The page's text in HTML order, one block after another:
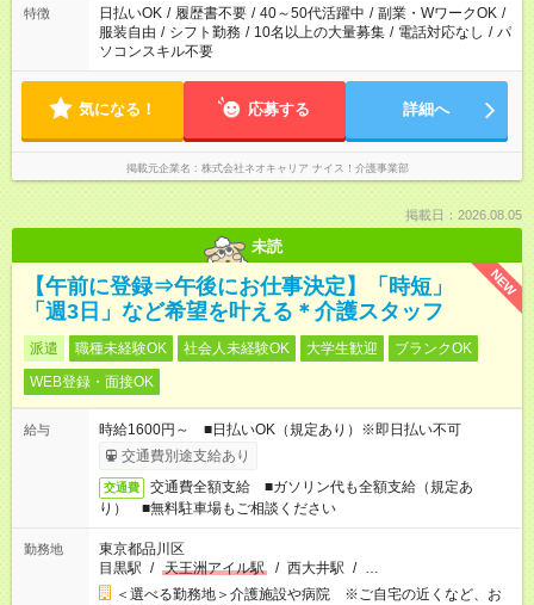
特徴 日払いOK / 履歴書不要 / 40～50代活躍中 / 副業・WワークOK /
服装自由 / シフト勤務 / 10名以上の大量募集 / 電話対応なし / パ
ソコンスキル不要
気になる！ 応募する 詳細へ
掲載元企業名 株式会社ネオキャリア ナイス！介護事業部
掲載日：2026.08.05
未読
NEW
【午前に登録⇒午後にお仕事決定】「時短」
「週3日」など希望を叶える＊介護スタッフ
派遣 職種未経験OK 社会人未経験OK 大学生歓迎
ブランクOK
WEB登録・面接OK
給与
時給1600円～ ■日払いOK（規定あり）※即日払い不可
交通費別途支給あり
交通費
交通費全額支給 ■ガソリン代も全額支給（規定あ
り） ■無料駐車場もご相談ください
勤務地
東京都品川区
目黒駅 / 天王洲アイル駅 / 西大井駅 / …
＜選べる勤務地＞介護施設や病院 ※ご自宅の近くなど、お